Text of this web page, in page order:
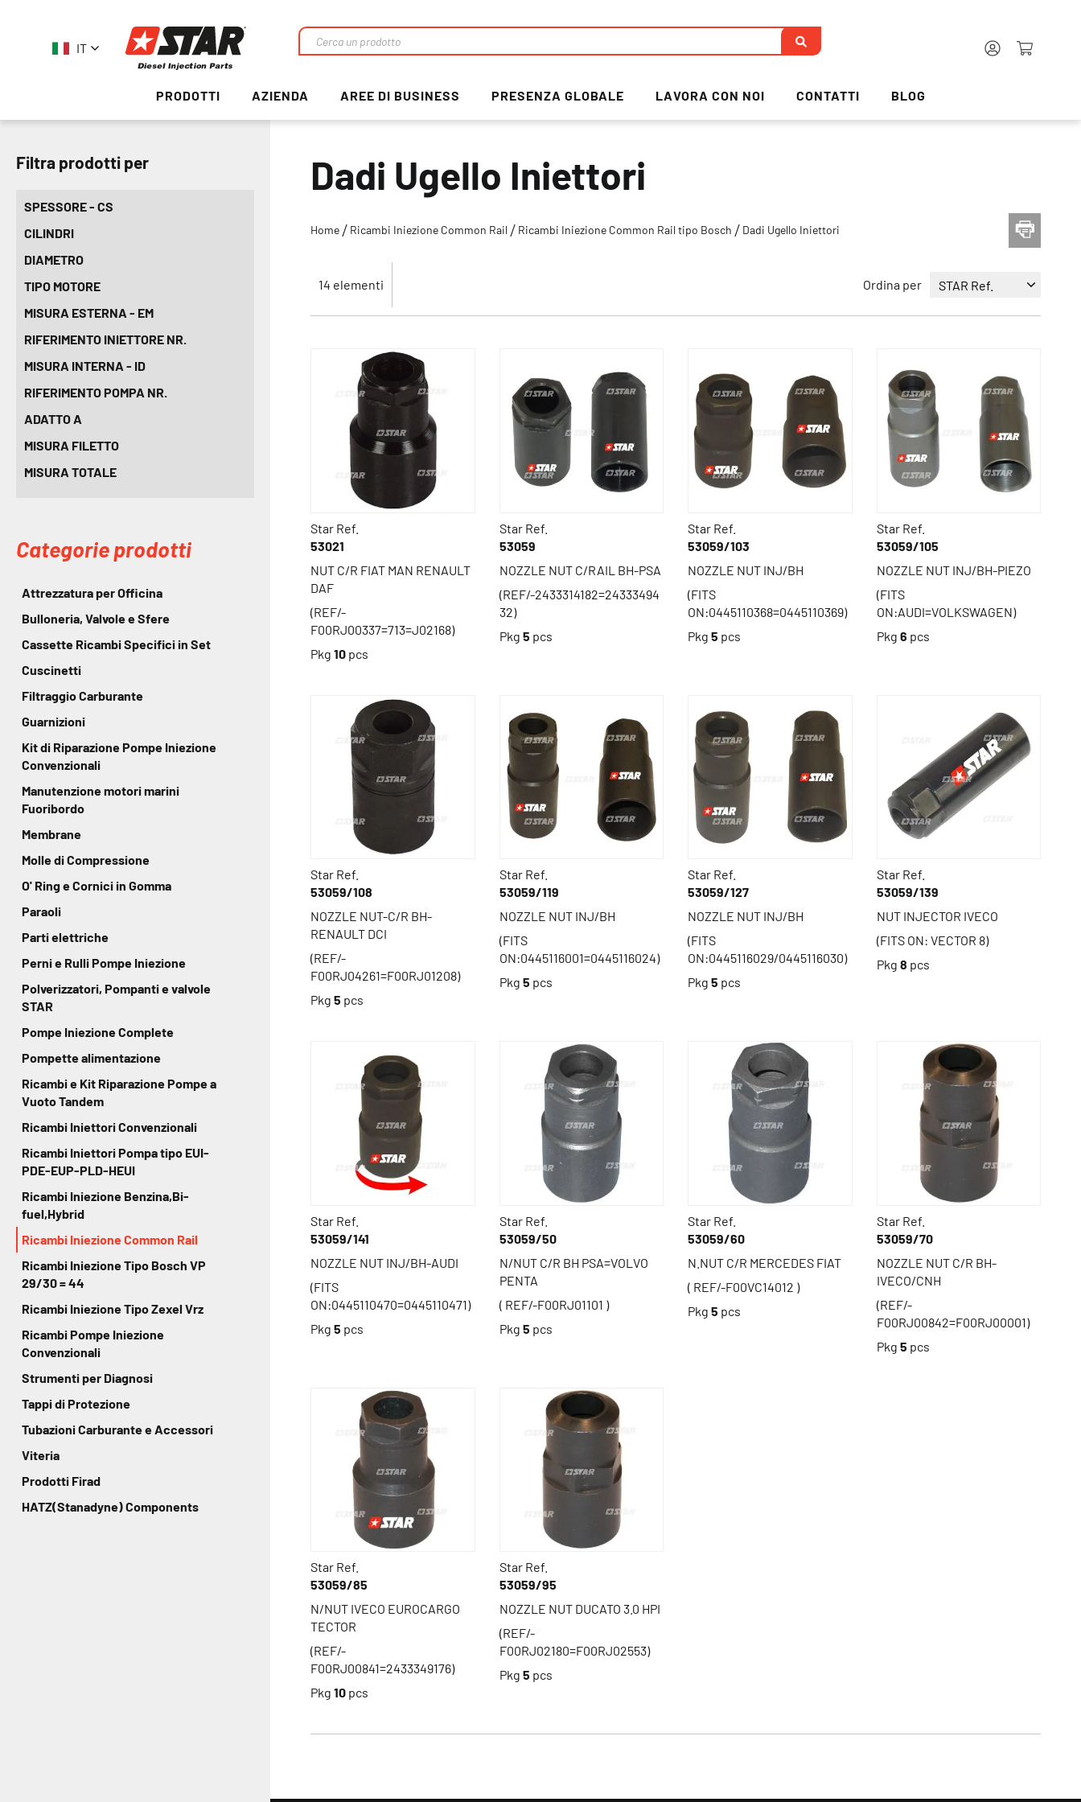
IT
Ricerca
PRODOTTI AZIENDA AREE DI BUSINESS PRESENZA GLOBALE LAVORA CON NOI CONTATTI BLOG
Dadi Ugello Iniettori
Home Ricambi Iniezione Common Rail Ricambi Iniezione Common Rail tipo Bosch Dadi Ugello Iniettori
14 elementi Ordina per
Star Ref.
53021
NUT C/R FIAT MAN RENAULT
DAF
(REF/-
F00RJ00337=713=J02168)
Pkg 10 pcs
Star Ref.
53059
NOZZLE NUT C/RAIL BH-PSA
(REF/-2433314182=24333494
32)
Pkg 5 pcs
Star Ref.
53059/103
NOZZLE NUT INJ/BH
(FITS
ON:0445110368=0445110369)
Pkg 5 pcs
Star Ref.
53059/105
NOZZLE NUT INJ/BH-PIEZO
(FITS
ON:AUDI=VOLKSWAGEN)
Pkg 6 pcs
Star Ref.
53059/108
NOZZLE NUT-C/R BH-
RENAULT DCI
(REF/-
F00RJ04261=F00RJ01208)
Pkg 5 pcs
Star Ref.
53059/119
NOZZLE NUT INJ/BH
(FITS
ON:0445116001=0445116024)
Pkg 5 pcs
Star Ref.
53059/127
NOZZLE NUT INJ/BH
(FITS
ON:0445116029/0445116030)
Pkg 5 pcs
Star Ref.
53059/139
NUT INJECTOR IVECO
(FITS ON: VECTOR 8)
Pkg 8 pcs
Star Ref.
53059/141
NOZZLE NUT INJ/BH-AUDI
(FITS
ON:0445110470=0445110471)
Pkg 5 pcs
Star Ref.
53059/50
N/NUT C/R BH PSA=VOLVO
PENTA
( REF/-F00RJ01101 )
Pkg 5 pcs
Star Ref.
53059/60
N.NUT C/R MERCEDES FIAT
( REF/-F00VC14012 )
Pkg 5 pcs
Star Ref.
53059/70
NOZZLE NUT C/R BH-
IVECO/CNH
(REF/-
F00RJ00842=F00RJ00001)
Pkg 5 pcs
Star Ref.
53059/85
N/NUT IVECO EUROCARGO
TECTOR
(REF/-
F00RJ00841=2433349176)
Pkg 10 pcs
Star Ref.
53059/95
NOZZLE NUT DUCATO 3.0 HPI
(REF/-
F00RJ02180=F00RJ02553)
Pkg 5 pcs
Filtra prodotti per
SPESSORE - CS
CILINDRI
DIAMETRO
TIPO MOTORE
MISURA ESTERNA - EM
RIFERIMENTO INIETTORE NR.
MISURA INTERNA - ID
RIFERIMENTO POMPA NR.
ADATTO A
MISURA FILETTO
MISURA TOTALE
Categorie prodotti
Attrezzatura per Officina
Bulloneria, Valvole e Sfere
Cassette Ricambi Specifici in Set
Cuscinetti
Filtraggio Carburante
Guarnizioni
Kit di Riparazione Pompe Iniezione
Convenzionali
Manutenzione motori marini
Fuoribordo
Membrane
Molle di Compressione
O' Ring e Cornici in Gomma
Paraoli
Parti elettriche
Perni e Rulli Pompe Iniezione
Polverizzatori, Pompanti e valvole
STAR
Pompe Iniezione Complete
Pompette alimentazione
Ricambi e Kit Riparazione Pompe a
Vuoto Tandem
Ricambi Iniettori Convenzionali
Ricambi Iniettori Pompa tipo EUI-
PDE-EUP-PLD-HEUI
Ricambi Iniezione Benzina,Bi-
fuel,Hybrid
Ricambi Iniezione Common Rail
Ricambi Iniezione Tipo Bosch VP
29/30 = 44
Ricambi Iniezione Tipo Zexel Vrz
Ricambi Pompe Iniezione
Convenzionali
Strumenti per Diagnosi
Tappi di Protezione
Tubazioni Carburante e Accessori
Viteria
Prodotti Firad
HATZ(Stanadyne) Components